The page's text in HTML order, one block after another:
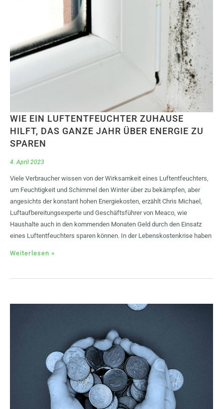
WIE EIN LUFTENTFEUCHTER ZUHAUSE
HILFT, DAS GANZE JAHR ÜBER ENERGIE ZU
SPAREN
4. April 2023
Viele Verbraucher wissen von der Wirksamkeit eines Luftentfeuchters,
um Feuchtigkeit und Schimmel den Winter über zu bekämpfen, aber
angesichts der konstant hohen Energiekosten, erzählt Chris Michael,
Luftaufbereitungsexperte und Geschäftsführer von Meaco, wie
Haushalte auch in den kommenden Monaten Geld durch den Einsatz
eines Luftentfeuchters sparen können. In der Lebenskostenkrise haben
Weiterlesen »